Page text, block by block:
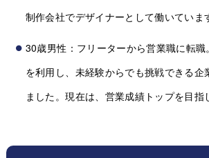
制作会社でデザイナーとして働いていま
30歳男性：フリーターから営業職に転職
を利用し、未経験からでも挑戦できる企
ました。現在は、営業成績トップを目指